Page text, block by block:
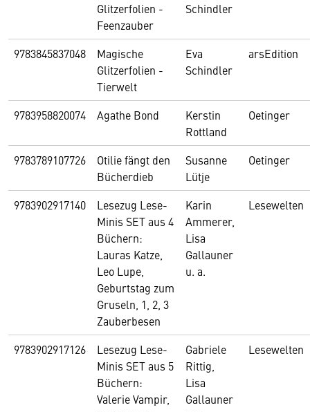
Glitzerfolien -
Feenzauber
Schindler
9783845837048
Magische
Glitzerfolien -
Tierwelt
Eva
Schindler
arsEdition
9783958820074 Agathe Bond
Kerstin
Rottland
Oetinger
9783789107726
Otilie fängt den
Bücherdieb
Susanne
Lütje
Oetinger
9783902917140
Lesezug Lese-
Minis SET aus 4
Büchern:
Lauras Katze,
Leo Lupe,
Geburtstag zum
Gruseln, 1, 2, 3
Zauberbesen
Karin
Ammerer,
Lisa
Gallauner
u. a.
Lesewelten
9783902917126
Lesezug Lese-
Minis SET aus 5
Büchern:
Valerie Vampir,
Gabriele
Rittig,
Lisa
Gallauner
Lesewelten